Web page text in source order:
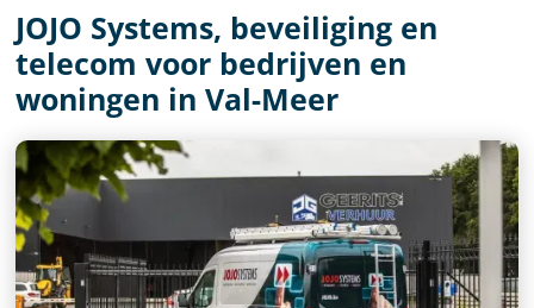
JOJO Systems, beveiliging en
telecom voor bedrijven en
woningen in Val-Meer